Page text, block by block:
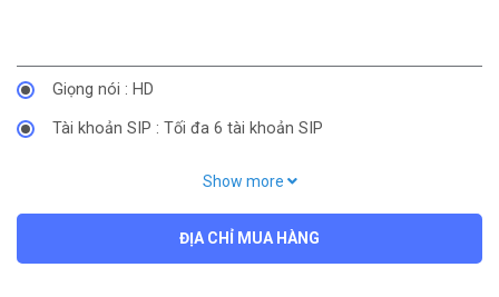
Giọng nói : HD
Tài khoản SIP : Tối đa 6 tài khoản SIP
Hỗ trợ : chờ cuộc gọi, chuyển tiếp cuộc gọi, chuyển cuộc
gọi
Show more
ĐỊA CHỈ MUA HÀNG